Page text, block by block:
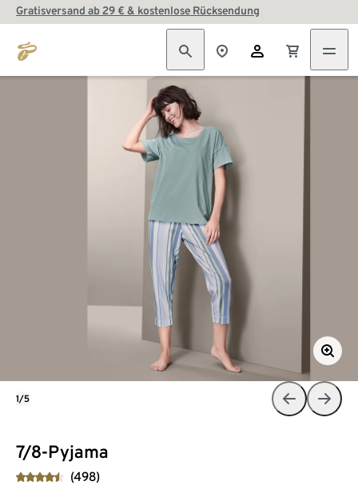
Gratisversand ab 29 € & kostenlose Rücksendung
7/8-Pyjama
(498)
1/5